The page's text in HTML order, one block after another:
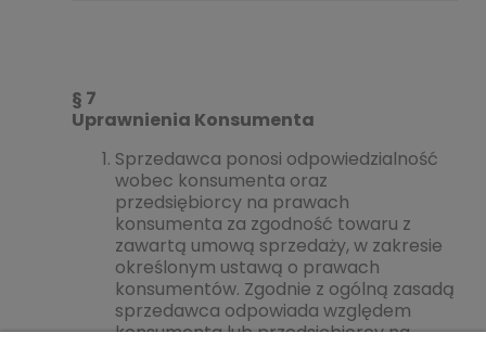
§ 7
Uprawnienia Konsumenta
Sprzedawca ponosi odpowiedzialność
wobec konsumenta oraz
przedsiębiorcy na prawach
konsumenta za zgodność towaru z
zawartą umową sprzedaży, w zakresie
określonym ustawą o prawach
konsumentów. Zgodnie z ogólną zasadą
sprzedawca odpowiada względem
konsumenta lub przedsiębiorcy na